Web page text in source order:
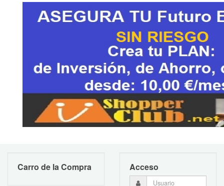
Carro de la Compra Acceso